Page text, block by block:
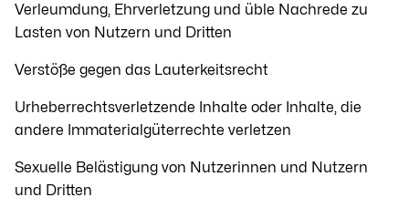
Verleumdung, Ehrverletzung und üble Nachrede zu
Lasten von Nutzern und Dritten
Verstöße gegen das Lauterkeitsrecht
Urheberrechtsverletzende Inhalte oder Inhalte, die
andere Immaterialgüterrechte verletzen
Sexuelle Belästigung von Nutzerinnen und Nutzern
und Dritten